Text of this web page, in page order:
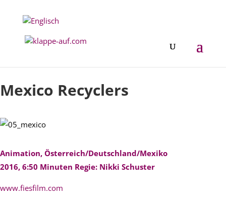
Mexico Recyclers
Animation, Österreich/Deutschland/Mexiko
2016, 6:50 Minuten Regie: Nikki Schuster
www.fiesfilm.com